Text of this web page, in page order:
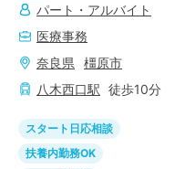
パート・アルバイト
医療事務
奈良県
橿原市
八木西口駅 徒歩10分
スタート日応相談
扶養内勤務OK